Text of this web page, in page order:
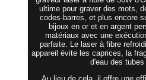
ultime pour graver des mots,
codes-barres, et plus encore
bijoux en or et en argent
matériaux avec une
parfaite. Le laser à fibre
appareil évite les caprices, la
d'eau des